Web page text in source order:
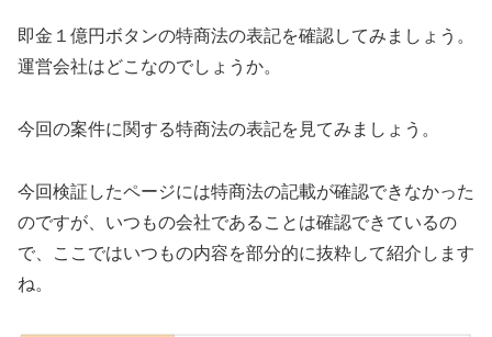
即金１億円ボタンの特商法の表記を確認してみましょう。
運営会社はどこなのでしょうか。
今回の案件に関する特商法の表記を見てみましょう。
今回検証したページには特商法の記載が確認できなかった
のですが、いつもの会社であることは確認できているの
で、ここではいつもの内容を部分的に抜粋して紹介します
ね。